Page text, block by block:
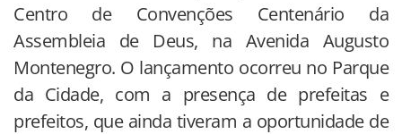
Centro de Convenções Centenário da
Assembleia de Deus, na Avenida Augusto
Montenegro. O lançamento ocorreu no Parque
da Cidade, com a presença de prefeitas e
prefeitos, que ainda tiveram a oportunidade de